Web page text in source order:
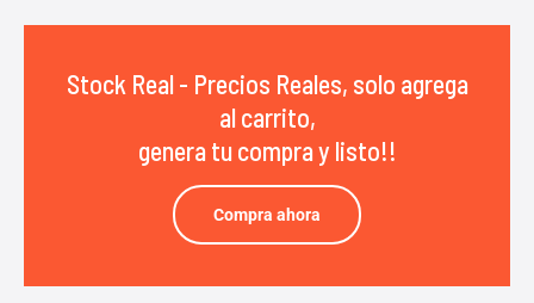
Stock Real - Precios Reales, solo agrega
al carrito,
genera tu compra y listo!!
Compra ahora